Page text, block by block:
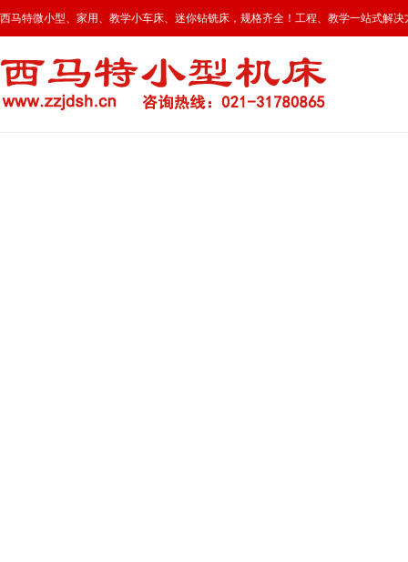
西马特微小型、家用、教学小车床、迷你钻铣床，规格齐全！工程、教学一站式解决